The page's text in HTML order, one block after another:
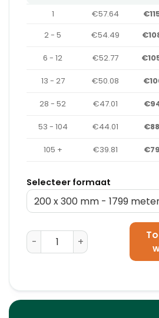
1 €57.64
2 - 5
€54.49
6 - 12 €52.77
13 - 27 €50.08
28 - 52 €47.01
53 - 104 €44.01
105 + €39.81
Selecteer formaat
Luchtkussenzakjes